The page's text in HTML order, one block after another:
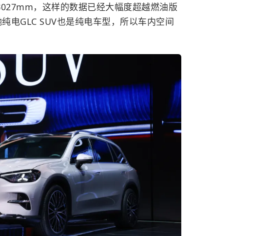
，这样的数据已经大幅度超越燃油版
电GLC SUV也是纯电车型，所以车内空间